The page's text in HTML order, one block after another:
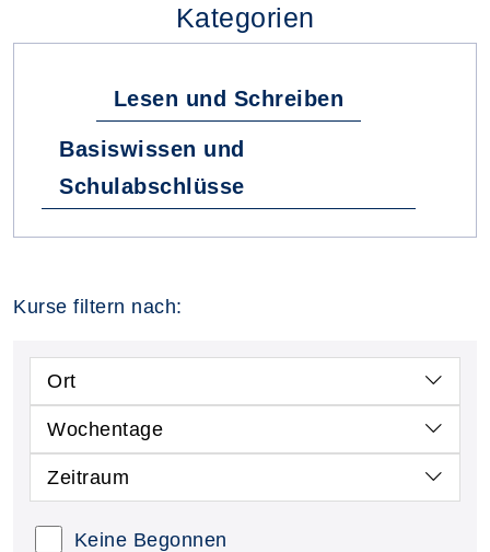
Kategorien
Lesen und Schreiben
Basiswissen und
Schulabschlüsse
Kurse filtern nach:
Ort
Wochentage
Zeitraum
Keine Begonnen